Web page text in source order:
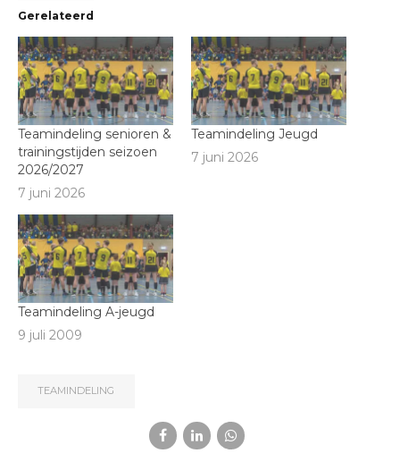
Gerelateerd
Teamindeling senioren &
trainingstijden seizoen
2026/2027
7 juni 2026
Teamindeling Jeugd
7 juni 2026
Teamindeling A-jeugd
9 juli 2009
TEAMINDELING